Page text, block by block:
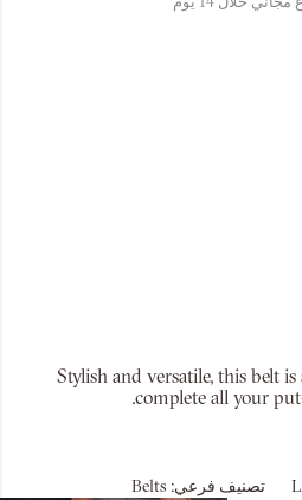
Stylish and versatile, this belt
complete all your
تصنيف فرعي: Belts